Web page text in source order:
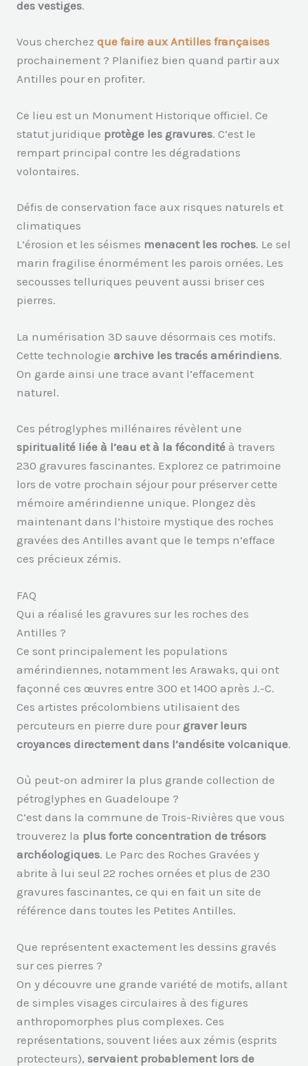
des vestiges.
Vous cherchezque faire aux Antilles françaises
prochainement ? Planifiez bien quand partir aux
Antilles pour en profiter.
Ce lieu est un Monument Historique officiel. Ce
statut juridique protège les gravures. C’est le
rempart principal contre les dégradations
volontaires.
Défis de conservation face aux risques naturels et
climatiques
L’érosion et les séismes menacent les roches. Le sel
marin fragilise énormément les parois ornées. Les
secousses telluriques peuvent aussi briser ces
pierres.
La numérisation 3D sauve désormais ces motifs.
Cette technologiearchive les tracés amérindiens.
On garde ainsi une trace avant l’effacement
naturel.
Ces pétroglyphes millénaires révèlent une
spiritualité liée à l’eau et à la fécondité à travers
230 gravures fascinantes. Explorez ce patrimoine
lors de votre prochain séjour pour préserver cette
mémoire amérindienne unique. Plongez dès
maintenant dans l’histoire mystique des roches
gravées des Antilles avant que le temps n’efface
ces précieux zémis.
FAQ
Qui a réalisé les gravures sur les roches des
Antilles ?
Ce sont principalement les populations
amérindiennes, notamment les Arawaks, qui ont
façonné ces œuvres entre 300 et 1400 après J.-C.
Ces artistes précolombiens utilisaient des
percuteurs en pierre dure pour graver leurs
croyances directement dans l’andésite volcanique.
Où peut-on admirer la plus grande collection de
pétroglyphes en Guadeloupe ?
C’est dans la commune de Trois-Rivières que vous
trouverez la plus forte concentration de trésors
archéologiques. Le Parc des Roches Gravées y
abrite à lui seul 22 roches ornées et plus de 230
gravures fascinantes, ce qui en fait un site de
référence dans toutes les Petites Antilles.
Que représentent exactement les dessins gravés
sur ces pierres ?
On y découvre une grande variété de motifs, allant
de simples visages circulaires à des figures
anthropomorphes plus complexes. Ces
représentations, souvent liées aux zémis (esprits
protecteurs), servaient probablement lors de